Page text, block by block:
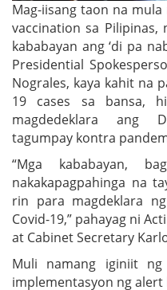
Mag-iisang taon na
vaccination sa
kababayan ang ‘di pa
Presidential
Nograles, kaya kahit na
19 cases sa bansa,
magdedeklara ang
tagumpay kontra
“Mga kababayan,
nakakapagpahinga na
rin para magdeklara
Covid-19,” pahayag ni
at Cabinet Secretary
Muli namang iginiit
implementasyon ng alert